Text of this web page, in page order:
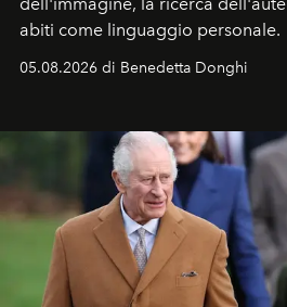
abiti come linguaggio personale.
05.08.2026 di Benedetta Donghi